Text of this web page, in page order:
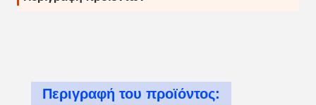
Περιγραφή του προϊόντος: